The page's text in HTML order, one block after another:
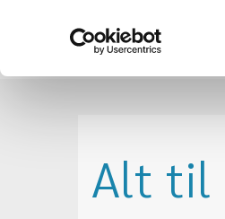
Forside
Alt til